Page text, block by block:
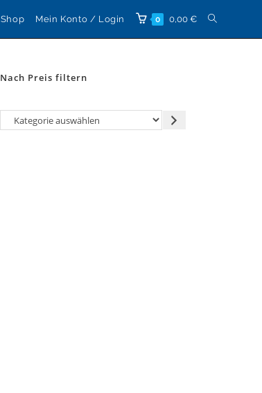
Shop Mein Konto / Login 0 0,00 € Website-
Nach Preis filtern
Kategorie